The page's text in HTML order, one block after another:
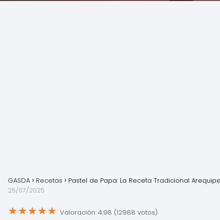
GASDA Recetas
Pastel de Papa: La Receta Tradicional
25/07/2025
★★★★★ Valoración: 4.98 (12988 votos)